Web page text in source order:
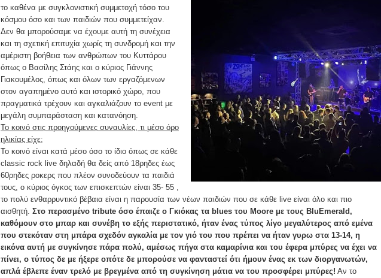
το καθένα με συγκλονιστική συμμετοχή τόσο του
κόσμου όσο και των παιδιών που συμμετείχαν.
Δεν θα μπορούσαμε να έχουμε αυτή τη συνέχεια
και τη σχετική επιτυχία χωρίς τη συνδρομή και την
αμέριστη βοήθεια των ανθρώπων του Κυττάρου
όπως ο Βασίλης Στάης και ο κύριος Γιάννης
Γιακουμέλος, όπως και όλων των εργαζόμενων
στον αγαπημένο αυτό και ιστορικό χώρο, που
πραγματικά τρέχουν και αγκαλιάζουν το event με
μεγάλη συμπαράσταση και κατανόηση.
Το κοινό στις προηγούμενες συναυλίες, τι μέσο όρο
ηλικίας είχε;
Το κοινό είναι κατά μέσο όσο το ίδιο όπως σε κάθε
classic rock live δηλαδή θα δείς από 18ρηδες έως
60ρηδες ροκερς που πλέον συνοδεύουν τα παιδιά
τους, ο κύριος όγκος των επισκεπτών είναι 35- 55 ,
το πολύ ενθαρρυντικό βέβαια είναι η παρουσία των νέων παιδιών που σε κάθε live είναι όλο και πιο
αισθητή. Στο περασμένο tribute όσο έπαιζε ο Γκιόκας τα blues του Moore με τους BluEmerald,
καθόμουν στο μπαρ και συνέβη το εξής περιστατικό, ήταν ένας τύπος λίγο μεγαλύτερος από εμένα
που στεκόταν στη μπάρα σχεδόν αγκαλία με τον γιό του που πρέπει να ήταν γυρω στα 13-14, η
εικόνα αυτή με συγκίνησε πάρα πολύ, αμέσως πήγα στα καμαρίνια και του έφερα μπύρες να έχει να
πίνει, ο τύπος δε με ήξερε οπότε δε μπορούσε να φανταστεί ότι ήμουν ένας εκ των διοργανωτών,
απλά έβλεπε έναν τρελό με βρεγμένα από τη συγκίνηση μάτια να του προσφέρει μπύρες! Αν το